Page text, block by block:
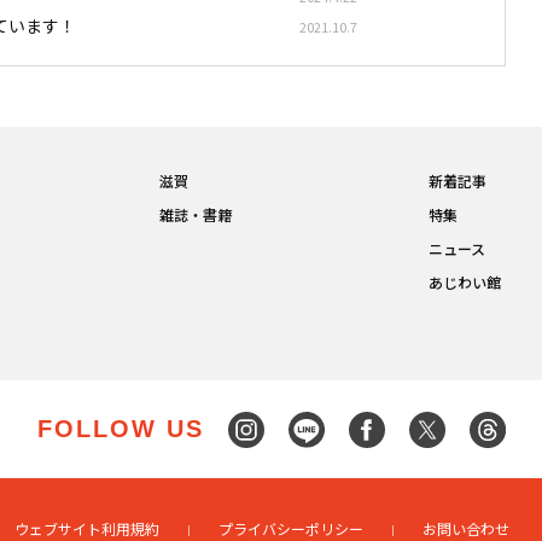
ます！ 2021.10.7
滋賀
雑誌・書籍
新着記事
特集
ニュース
あじわい館
FOLLOW US
ウェブサイト利用規約 プライバシーポリシー お問い合わせ